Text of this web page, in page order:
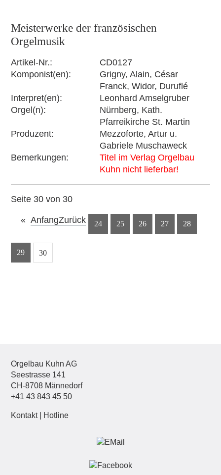
Meisterwerke der französischen
Orgelmusik
Artikel-Nr.
CD0127
Komponist(en)
Grigny, Alain, César
Franck, Widor, Duruflé
Interpret(en)
Leonhard Amselgruber
Orgel(n)
Nürnberg, Kath.
Pfarreikirche St. Martin
Produzent
Mezzoforte, Artur u.
Gabriele Muschaweck
Bemerkungen
Titel im Verlag Orgelbau
Kuhn nicht lieferbar!
Seite 30 von 30
AnfangZurück 24 25 26 27 28
29 30
Orgelbau Kuhn AG
Seestrasse 141
CH-8708 Männedorf
+41 43 843 45 50
Kontakt| Hotline